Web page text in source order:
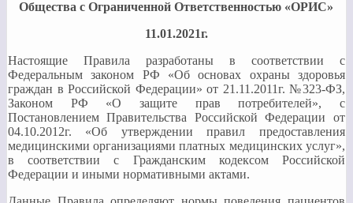
Общества с Ограниченной Ответственностью «ОРИС»
11.01.2021г.
Настоящие Правила разработаны в соответствии с
Федеральным законом РФ «Об основах охраны здоровья
граждан в Российской Федерации» от 21.11.2011г. №323-ФЗ,
Законом РФ «О защите прав потребителей», с
Постановлением Правительства Российской Федерации от
04.10.2012г. «Об утверждении правил предоставления
медицинскими организациями платных медицинских услуг»,
в соответствии с Гражданским кодексом Российской
Федерации и иными нормативными актами.